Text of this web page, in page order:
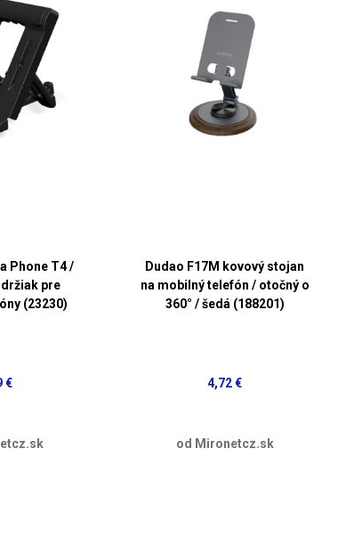
Phone T4 /
pre
(23230)
€
Dudao F17M kovový stojan
na mobilný telefón / otočný o
360° / šedá (188201)
4,72 €
od Mironetcz.sk